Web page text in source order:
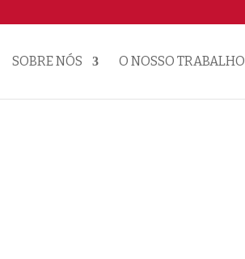
SOBRE NÓS O NOSSO TRABALHO